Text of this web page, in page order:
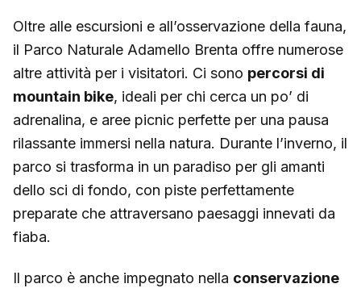
Oltre alle escursioni e all’osservazione della fauna,
il Parco Naturale Adamello Brenta offre numerose
altre attività per i visitatori. Ci sono percorsi di
mountain bike, ideali per chi cerca un po’ di
adrenalina, e aree picnic perfette per una pausa
rilassante immersi nella natura. Durante l’inverno, il
parco si trasforma in un paradiso per gli amanti
dello sci di fondo, con piste perfettamente
preparate che attraversano paesaggi innevati da
fiaba.
Il parco è anche impegnato nella conservazione